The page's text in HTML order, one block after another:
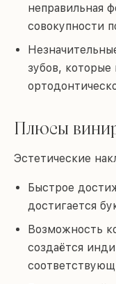
неправильная
совокупности
зубов,
Плюсы
Эстетические
Быстрое
достигается
Возможность
создаётся